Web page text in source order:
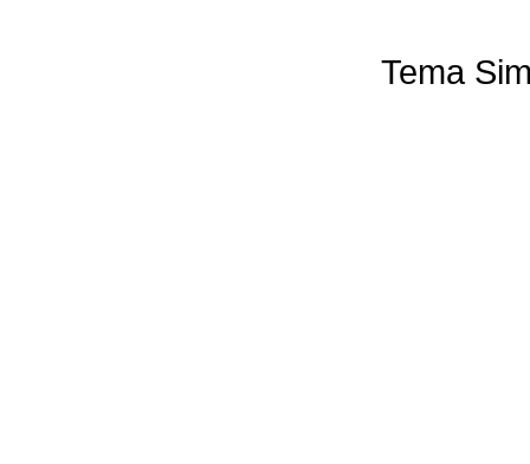
Tema